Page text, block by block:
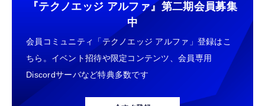
『テクノエッジ アルファ』 第二期会員募集
中
会員コミュニティ「テクノエッジ アルファ」登録はこ
ちら。イベント招待や限定コンテンツ、会員専用
Discordサーバなど特典多数です